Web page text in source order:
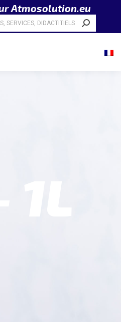
Atmosolution.eu